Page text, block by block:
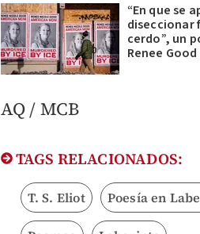
“En que se
diseccionar
cerdo”, un
Renee Good
AQ / MCB
TAGS RELACIONADOS:
T. S. Eliot Poesía en